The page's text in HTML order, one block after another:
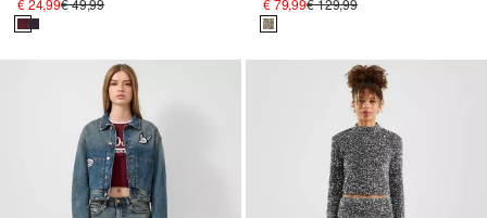
€ 24,99€ 49,99 € 79,99€ 129,99